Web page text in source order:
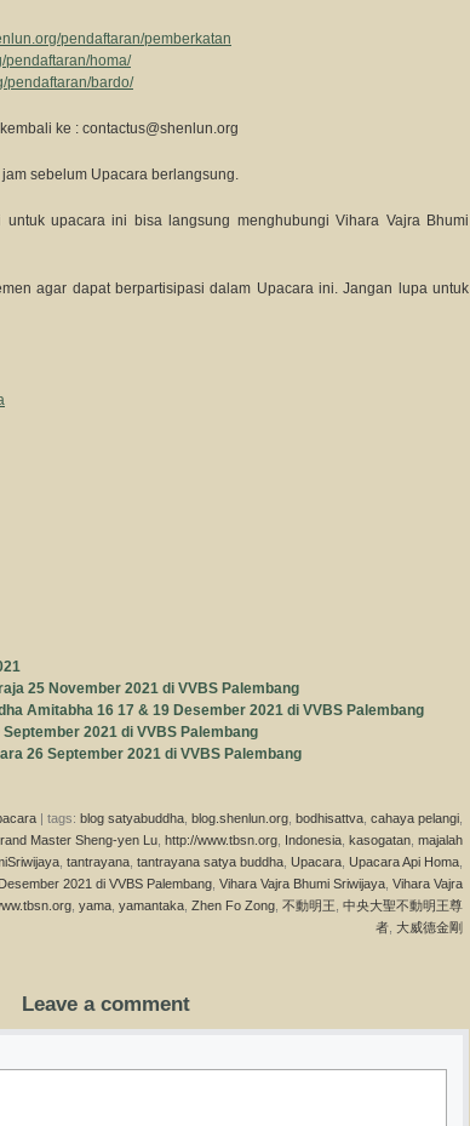
pendaftaran/pemberkatan
pendaftaran/homa/
pendaftaran/bardo/
ke : contactus@shenlun.org
sebelum Upacara berlangsung.
upacara ini bisa langsung menghubungi Vihara Vajra Bhumi
agar dapat berpartisipasi dalam Upacara ini. Jangan lupa untuk
25 November 2021 di VVBS Palembang
Amitabha 16 17 & 19 Desember 2021 di VVBS Palembang
2021 di VVBS Palembang
26 September 2021 di VVBS Palembang
| tags: blog satyabuddha blog.shenlun.org bodhisattva cahaya pelangi
Master Sheng-yen Lu http://www.tbsn.org Indonesia kasogatan majalah
tantrayana tantrayana satya buddha Upacara Upacara Api Homa
2021 di VVBS Palembang Vihara Vajra Bhumi Sriwijaya Vihara Vajra
yama yamantaka Zhen Fo Zong 不動明王 中央大聖不動明王尊
者 大威德金剛
Leave a comment